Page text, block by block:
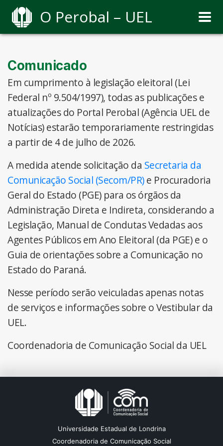
O Perobal – UEL
Comunicado
Em cumprimento à legislação eleitoral (Lei
Federal nº 9.504/1997), todas as publicações e
atualizações do Portal Perobal (Agência UEL de
Notícias) estarão temporariamente restringidas
a partir de 4 de julho de 2026.
A medida atende solicitação da Secretaria da
Comunicação Social (Secom/PR)e Procuradoria
Geral do Estado (PGE) para os órgãos da
Administração Direta e Indireta, considerando a
Legislação, Manual de Condutas Vedadas aos
Agentes Públicos em Ano Eleitoral (da PGE) e o
Guia de orientações sobre a Comunicação no
Estado do Paraná.
Nesse período serão veiculadas apenas notas
de serviços e informações sobre o Vestibular da
UEL.
Coordenadoria de Comunicação Social da UEL
Universidade Estadual de Londrina
Coordenadoria de Comunicação Social